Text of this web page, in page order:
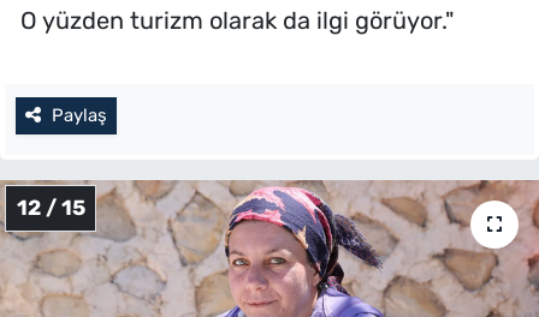
O yüzden turizm olarak da ilgi görüyor."
Paylaş
12 / 15